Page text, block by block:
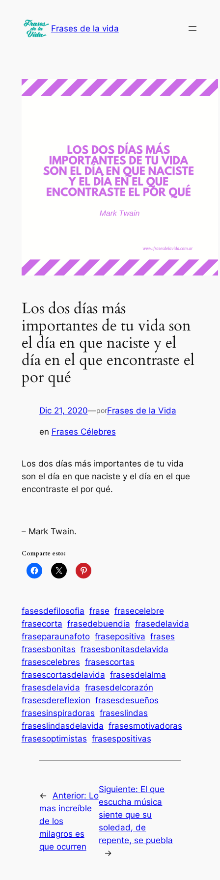
contenido
Frases de la vida
Los dos días más
importantes de tu vida son
el dí­a en que naciste y el
día en el que encontraste el
por qué
Dic 21, 2020—porFrases de la Vida
en Frases Célebres
Los dos días más importantes de tu vida
son el dí­a en que naciste y el día en el que
encontraste el por qué.
– Mark Twain.
Comparte esto:
fasesdefilosofia frase frasecelebre
frasecorta frasedebuendia frasedelavida
fraseparaunafoto frasepositiva frases
frasesbonitas frasesbonitasdelavida
frasescelebres frasescortas
frasescortasdelavida frasesdelalma
frasesdelavida frasesdelcorazón
frasesdereflexion frasesdesueños
frasesinspiradoras fraseslindas
fraseslindasdelavida frasesmotivadoras
frasesoptimistas frasespositivas
← Anterior: Lo
mas increíble
de los
milagros es
que ocurren
Siguiente: El que
escucha música
siente que su
soledad, de
repente, se puebla
→